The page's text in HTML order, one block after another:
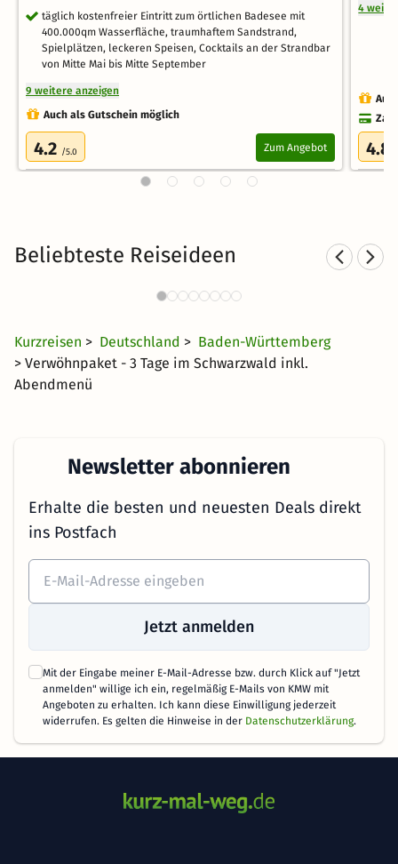
täglich kostenfreier Eintritt zum örtlichen Badesee mit
400.000qm Wasserfläche, traumhaftem Sandstrand,
Spielplätzen, leckeren Speisen, Cocktails an der Strandbar
von Mitte Mai bis Mitte September
9 weitere anzeigen
Auch als Gutschein möglich
4.2 /5.0 Zum Angebot
4
4.8
Beliebteste Reiseideen
Romantische Hotels im
Kurzreisen > Deutschland > Baden-Württemberg
> Verwöhnpaket - 3 Tage im Schwarzwald inkl.
Abendmenü
Newsletter abonnieren
Erhalte die besten und neuesten Deals direkt
ins Postfach
Jetzt anmelden
Mit der Eingabe meiner E-Mail-Adresse bzw. durch Klick auf "Jetzt
anmelden" willige ich ein, regelmäßig E-Mails von KMW mit
Angeboten zu erhalten. Ich kann diese Einwilligung jederzeit
widerrufen. Es gelten die Hinweise in der Datenschutzerklärung.